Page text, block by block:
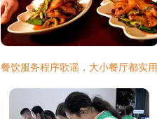
餐饮服务程序歌谣，大小餐厅都实用